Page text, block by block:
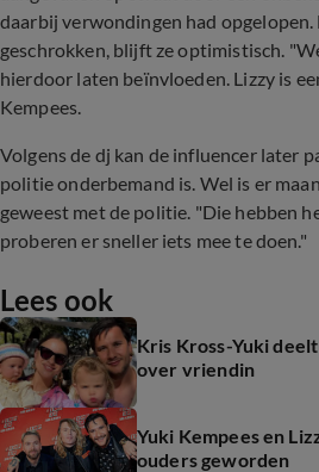
daarbij verwondingen had opgelopen.
geschrokken, blijft ze optimistisch.
hierdoor laten beïnvloeden. Lizzy is
Kempees.
Volgens de dj kan de influencer later
politie onderbemand is. Wel is er
geweest met de politie. "Die hebben
proberen er sneller iets mee te doen."
Lees ook
Kris Kross-Yuki
over vriendin
Yuki Kempees en
ouders geworden